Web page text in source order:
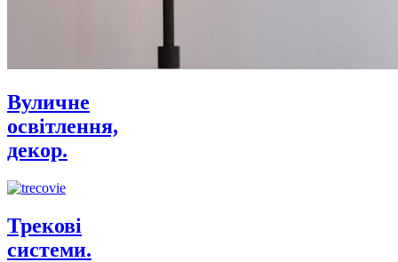
Вуличне
освітлення,
декор.
Трекові
системи.